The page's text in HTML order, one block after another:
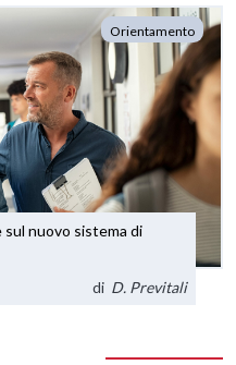
Orientamento
sul nuovo sistema di
di D. Previtali